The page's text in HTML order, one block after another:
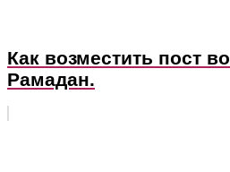
Как возместить пост
Рамадан.